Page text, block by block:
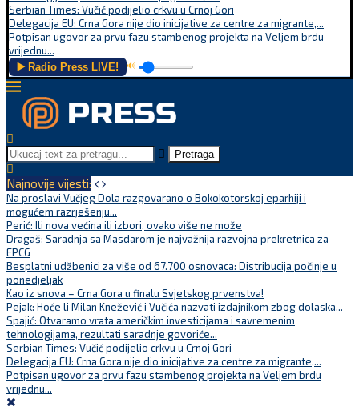
Serbian Times: Vučić podijelio crkvu u Crnoj Gori
Delegacija EU: Crna Gora nije dio inicijative za centre za migrante,...
Potpisan ugovor za prvu fazu stambenog projekta na Veljem brdu
vrijednu...
▶️ Radio Press LIVE! 🔊
Pretraga
Najnovije vijesti:
Na proslavi Vučjeg Dola razgovarano o Bokokotorskoj eparhiji i
mogućem razrješenju...
Perić: Ili nova većina ili izbori, ovako više ne može
Dragaš: Saradnja sa Masdarom je najvažnija razvojna prekretnica za
EPCG
Besplatni udžbenici za više od 67.700 osnovaca: Distribucija počinje u
ponedjeljak
Kao iz snova – Crna Gora u finalu Svjetskog prvenstva!
Pejak: Hoće li Milan Knežević i Vučića nazvati izdajnikom zbog dolaska...
Spajić: Otvaramo vrata američkim investicijama i savremenim
tehnologijama, rezultati saradnje govoriće...
Serbian Times: Vučić podijelio crkvu u Crnoj Gori
Delegacija EU: Crna Gora nije dio inicijative za centre za migrante,...
Potpisan ugovor za prvu fazu stambenog projekta na Veljem brdu
vrijednu...